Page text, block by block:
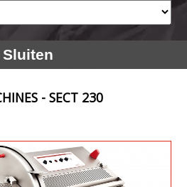
Sluiten
- SECT 230